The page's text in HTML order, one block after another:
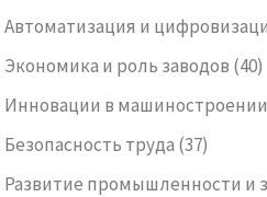
Автоматизация и
Экономика и роль заводов (40)
Инновации в машиностроении
Безопасность труда (37)
Развитие промышленности и